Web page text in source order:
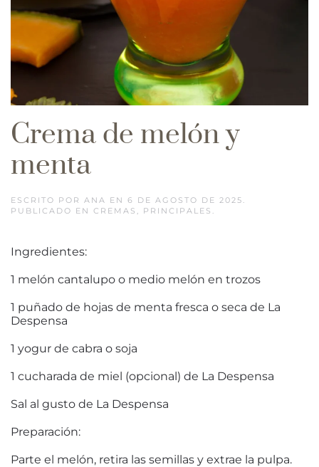
Crema de melón y
menta
ESCRITO POR ANA EN 6 DE AGOSTO DE 2025 .
PUBLICADO EN CREMAS , PRINCIPALES .
Ingredientes:
1 melón cantalupo o medio melón en trozos
1 puñado de hojas de menta fresca o seca de La
Despensa
1 yogur de cabra o soja
1 cucharada de miel (opcional) de La Despensa
Sal al gusto de La Despensa
Preparación:
Parte el melón, retira las semillas y extrae la pulpa.